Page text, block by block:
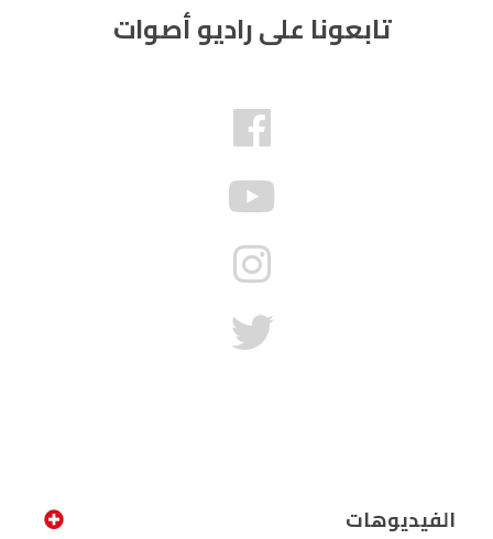
تابعونا على راديو أصوات
الفيديوهات